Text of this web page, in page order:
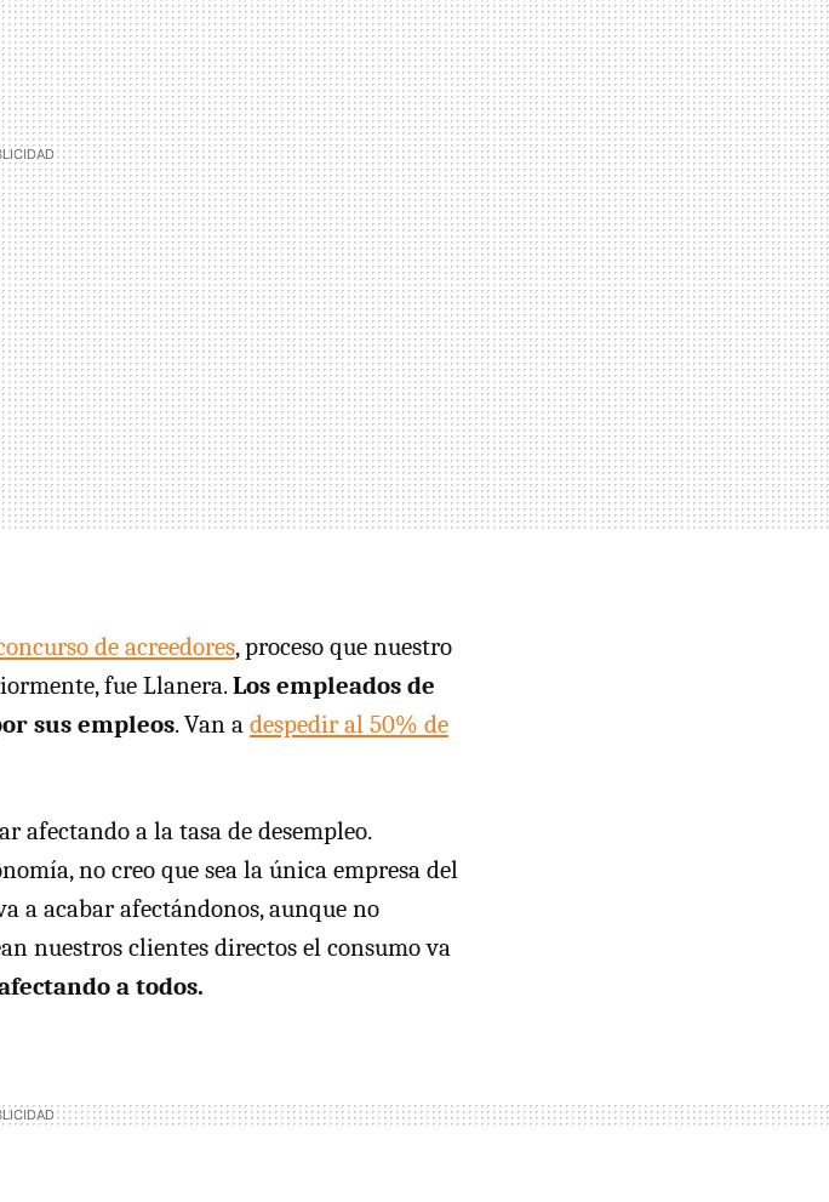
de acreedores, proceso que nuestro
fue Llanera.Los empleados de
sus empleos. Van a despedir al 50% de
afectando a la tasa de desempleo.
no creo que sea la única empresa del
a acabar afectándonos, aunque no
nuestros clientes directos el consumo va
a todos.